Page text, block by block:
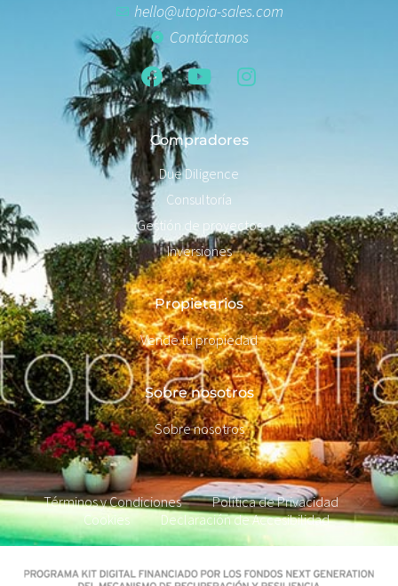
hello@utopia-sales.com
Contáctanos
Compradores
Due Diligence
Consultoría
Gestión de proyectos
Inversiones
Propietarios
Vende tu propiedad
Sobre nosotros
Sobre nosotros
Términos y Condiciones
Política de Privacidad
Cookies
Declaración de Accesibilidad